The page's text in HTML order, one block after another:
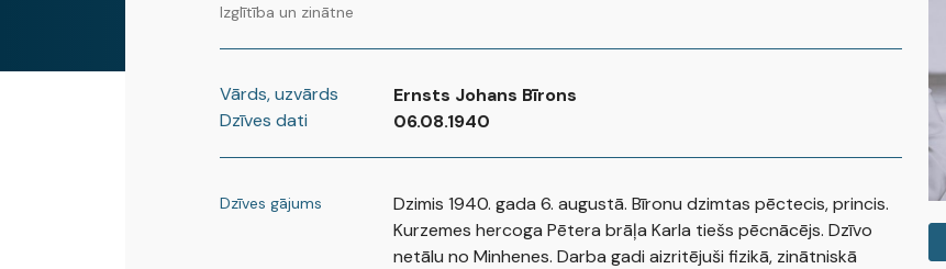
Izglītība un zinātne
Vārds, uzvārds
Ernsts Johans Bīrons
Dzīves dati
06.08.1940
Dzīves gājums
Dzimis 1940. gada 6. augustā. Bīronu dzimtas pēctecis, princis.
Kurzemes hercoga Pētera brāļa Karla tiešs pēcnācējs. Dzīvo
netālu no Minhenes. Darba gadi aizritējuši fizikā, zinātniskā